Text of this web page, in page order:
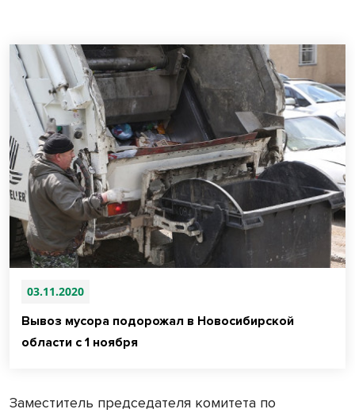
03.11.2020
Вывоз мусора подорожал в Новосибирской
области с 1 ноября
Заместитель председателя комитета по